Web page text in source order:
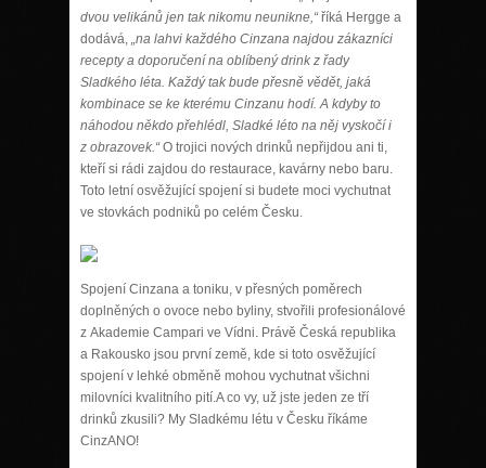
dvou velikánů jen tak nikomu neunikne,“říká Hergge a
dodává, „na lahvi každého Cinzana najdou zákazníci
recepty a doporučení na oblíbený drink z řady
Sladkého léta. Každý tak bude přesně vědět, jaká
kombinace se ke kterému Cinzanu hodí. A kdyby to
náhodou někdo přehlédl, Sladké léto na něj vyskočí i
z obrazovek.“O trojici nových drinků nepřijdou ani ti,
kteří si rádi zajdou do restaurace, kavárny nebo baru.
Toto letní osvěžující spojení si budete moci vychutnat
ve stovkách podniků po celém Česku.
Spojení Cinzana a toniku, v přesných poměrech
doplněných o ovoce nebo byliny, stvořili profesionálové
z Akademie Campari ve Vídni. Právě Česká republika
a Rakousko jsou první země, kde si toto osvěžující
spojení v lehké obměně mohou vychutnat všichni
milovníci kvalitního pití.A co vy, už jste jeden ze tří
drinků zkusili? My Sladkému létu v Česku říkáme
CinzANO!